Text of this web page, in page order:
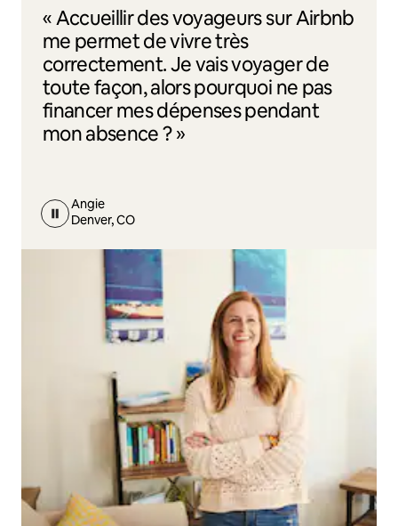
« Accueillir des voyageurs sur Airbnb
me permet de vivre très
correctement. Je vais voyager de
toute façon, alors pourquoi ne pas
financer mes dépenses pendant
mon absence ? »
Angie
Denver, CO